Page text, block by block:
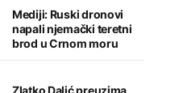
Mediji: Ruski dronovi
napali njemački teretni
brod u Crnom moru
Zlatko Dalić preuzima